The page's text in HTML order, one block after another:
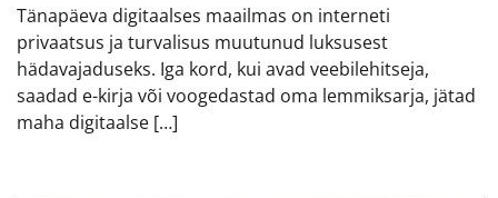
Tänapäeva digitaalses maailmas on interneti
privaatsus ja turvalisus muutunud luksusest
hädavajaduseks. Iga kord, kui avad veebilehitseja,
saadad e-kirja või voogedastad oma lemmiksarja, jätad
maha digitaalse […]